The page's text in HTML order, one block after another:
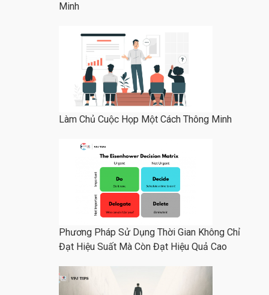
Minh
Làm Chủ Cuộc Họp Một Cách Thông Minh
Phương Pháp Sử Dụng Thời Gian Không Chỉ
Đạt Hiệu Suất Mà Còn Đạt Hiệu Quả Cao